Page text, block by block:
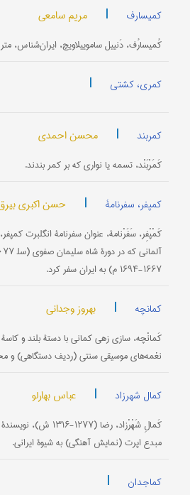
کمیسارف | مریم سامعی
کُمیسارُف، دَنییل ساموییلاویچ، ایران‌شناس،
کمری، کشتی |
کمربند | محسن احمدی
کَمَرْبَنْد، تسمه یا نواری که بر کمر بندند.
کمپفر، سفرنامۀ | حسن اکبری
کَمْپْفِر، سَفَرْنامۀ، عنوان سفرنامۀ انگلبرت
۱۶۶۷-۱۶۹۴ م) به ایران سفر کرد.
کمانچه | بهروز وجدانی
کَمانْچه، سازی زهی کمانی با دستۀ بلند و
نغمه‌های موسیقی سنتی (ردیف دستگاهی) و
کمال شهرزاد | عباس بهارلو
کَمالِ شَهْرْزاد، رضا
مبدع اپرت (نمایش آهنگی) به شیوۀ ایرانی.
کماجدان |